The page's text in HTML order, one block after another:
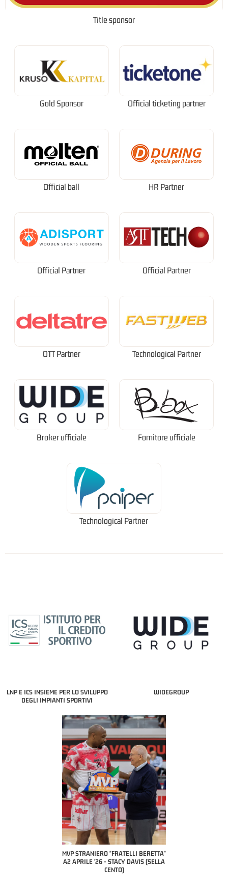
Title sponsor
Gold Sponsor Official ticketing partner
Official ball HR Partner
Official Partner Official Partner
OTT Partner Technological Partner
Broker ufficiale Fornitore ufficiale
Technological Partner
LNP E ICS INSIEME PER LO SVILUPPO
DEGLI IMPIANTI SPORTIVI
WIDEGROUP
"FRATELLI BERETTA"
'26 - STACY DAVIS (SELLA
MVP "FRATELLI BERETTA" SAMUEL
DILAS B NAZIONALE APRILE '26 -
MARCO RESTELLI (TAV TREVIGLIO